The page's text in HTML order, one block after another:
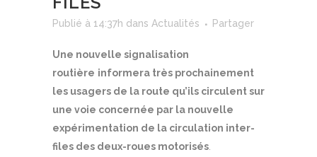
Publié à 14:37h dans Actualités Partager
Une nouvelle signalisation
routière informera très prochainement
les usagers de la route qu’ils circulent sur
une voie concernée par la nouvelle
expérimentation de la circulation inter-
files des deux-roues motorisés